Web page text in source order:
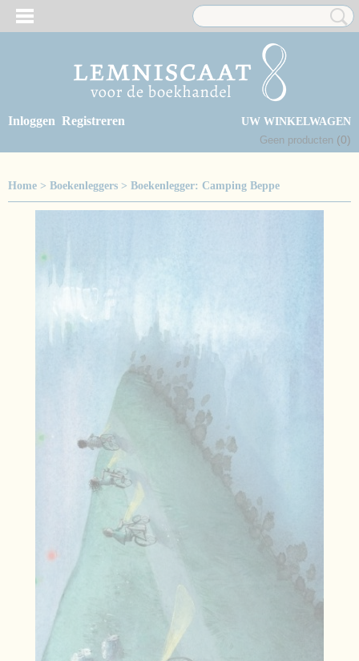
Inloggen Registreren
UW WINKELWAGEN
Geen producten (0)
Home > Boekenleggers > Boekenlegger: Camping Beppe